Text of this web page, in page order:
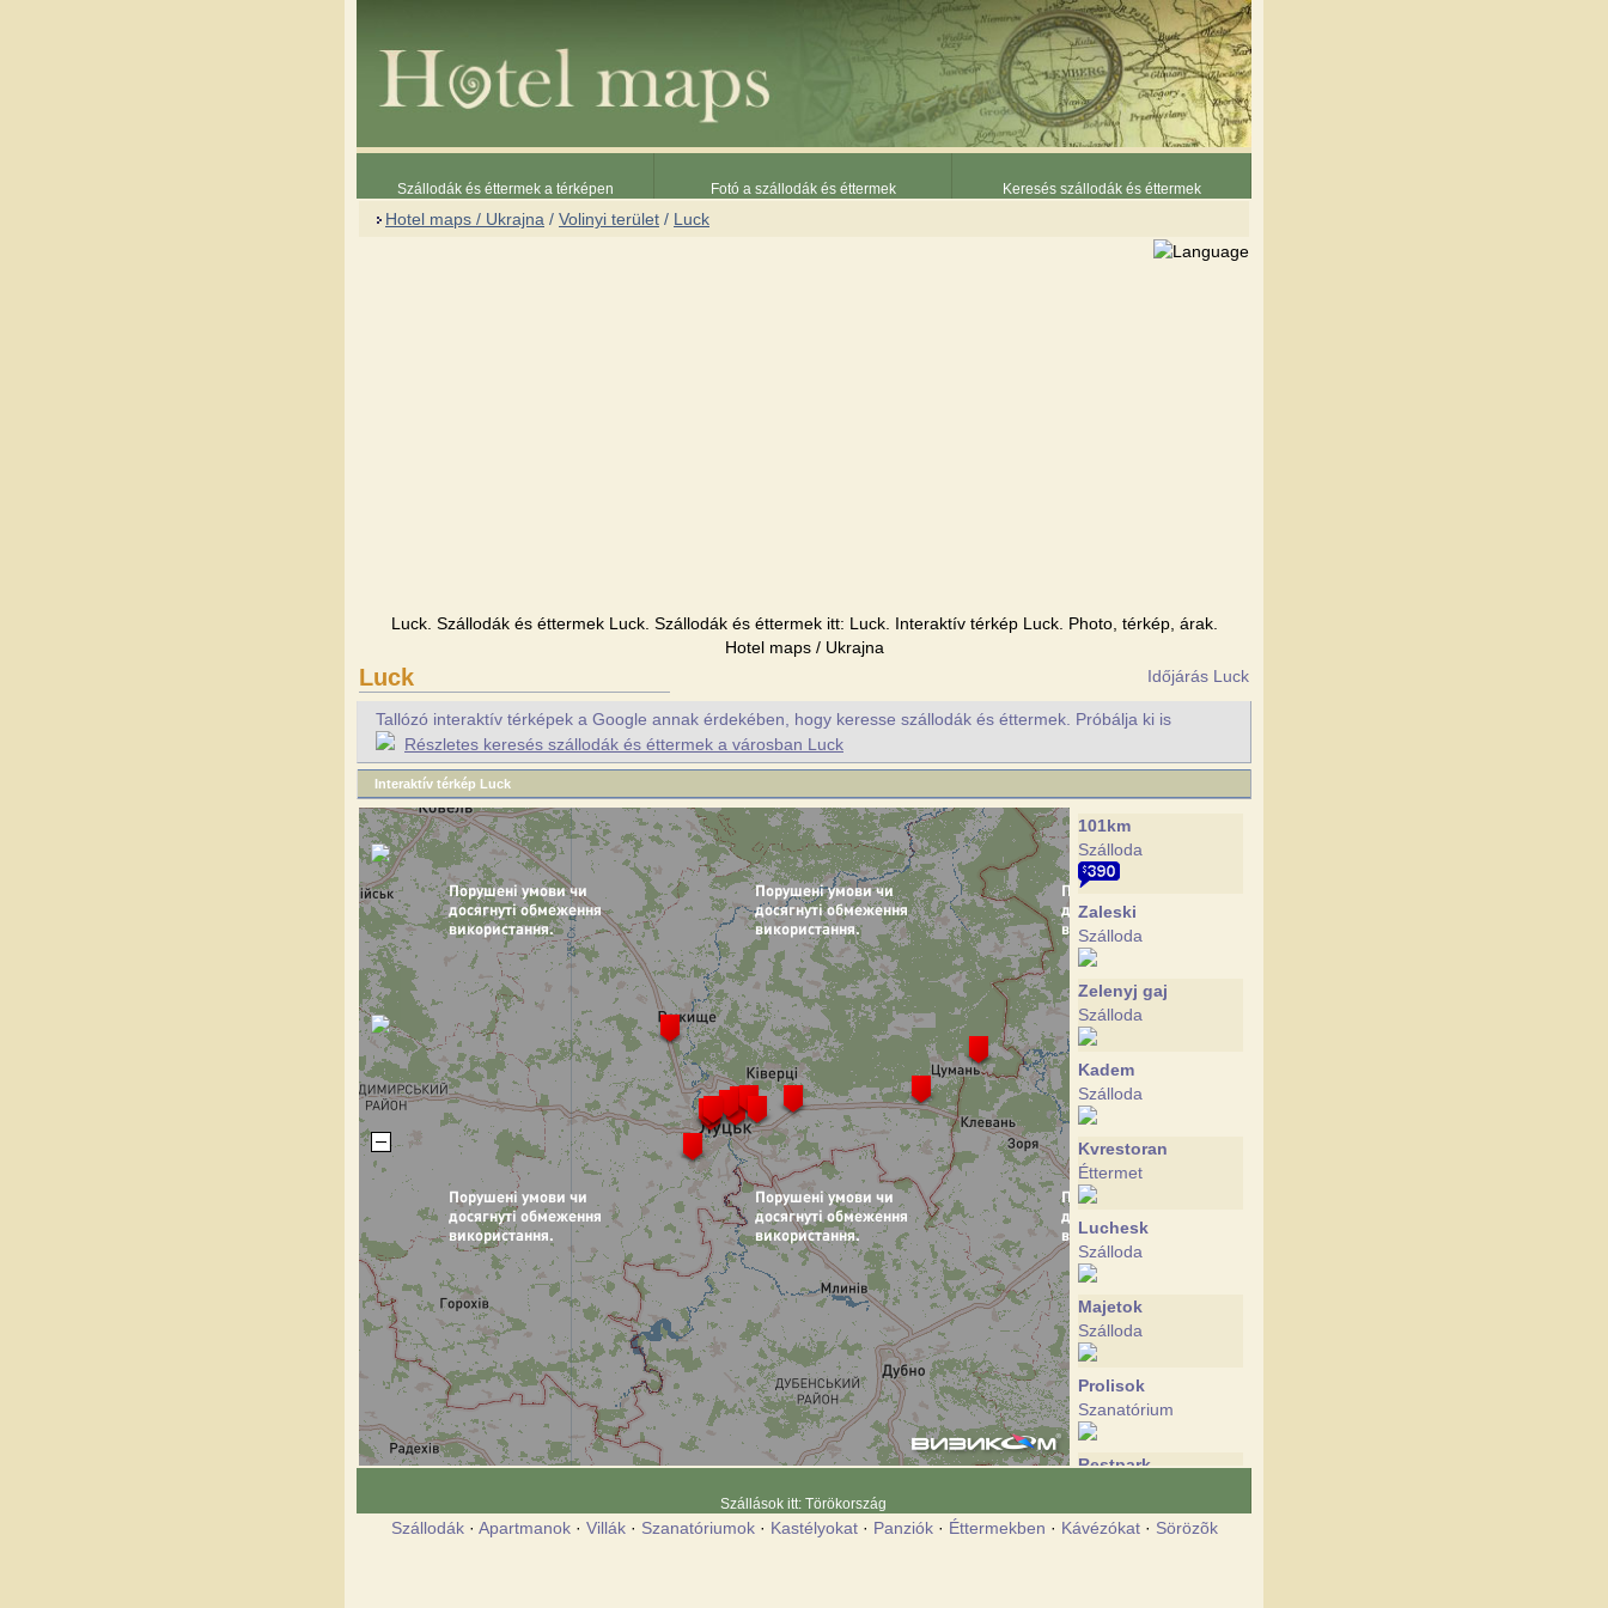
Szállodák és éttermek a térképen Fotó a szállodák és éttermek Keresés szállodák és éttermek
Hotel maps / Ukrajna / Volinyi terület / Luck
Luck. Szállodák és éttermek Luck. Szállodák és éttermek itt: Luck. Interaktív térkép Luck. Photo, térkép, árak.
Hotel maps / Ukrajna
Luck Időjárás Luck
Tallózó interaktív térképek a Google annak érdekében, hogy keresse szállodák és éttermek. Próbálja ki is
Részletes keresés szállodák és éttermek a városban Luck
Interaktív térkép Luck
101km
Szálloda
Zaleski
Szálloda
Zelenyj gaj
Szálloda
Kadem
Szálloda
Kvrestoran
Éttermet
Luchesk
Szálloda
Majetok
Szálloda
Prolisok
Szanatórium
Restpark
Szállások itt: Törökország
Szállodák· Apartmanok· Villák· Szanatóriumok· Kastélyokat· Panziók· Éttermekben · Kávézókat· Sörözõk